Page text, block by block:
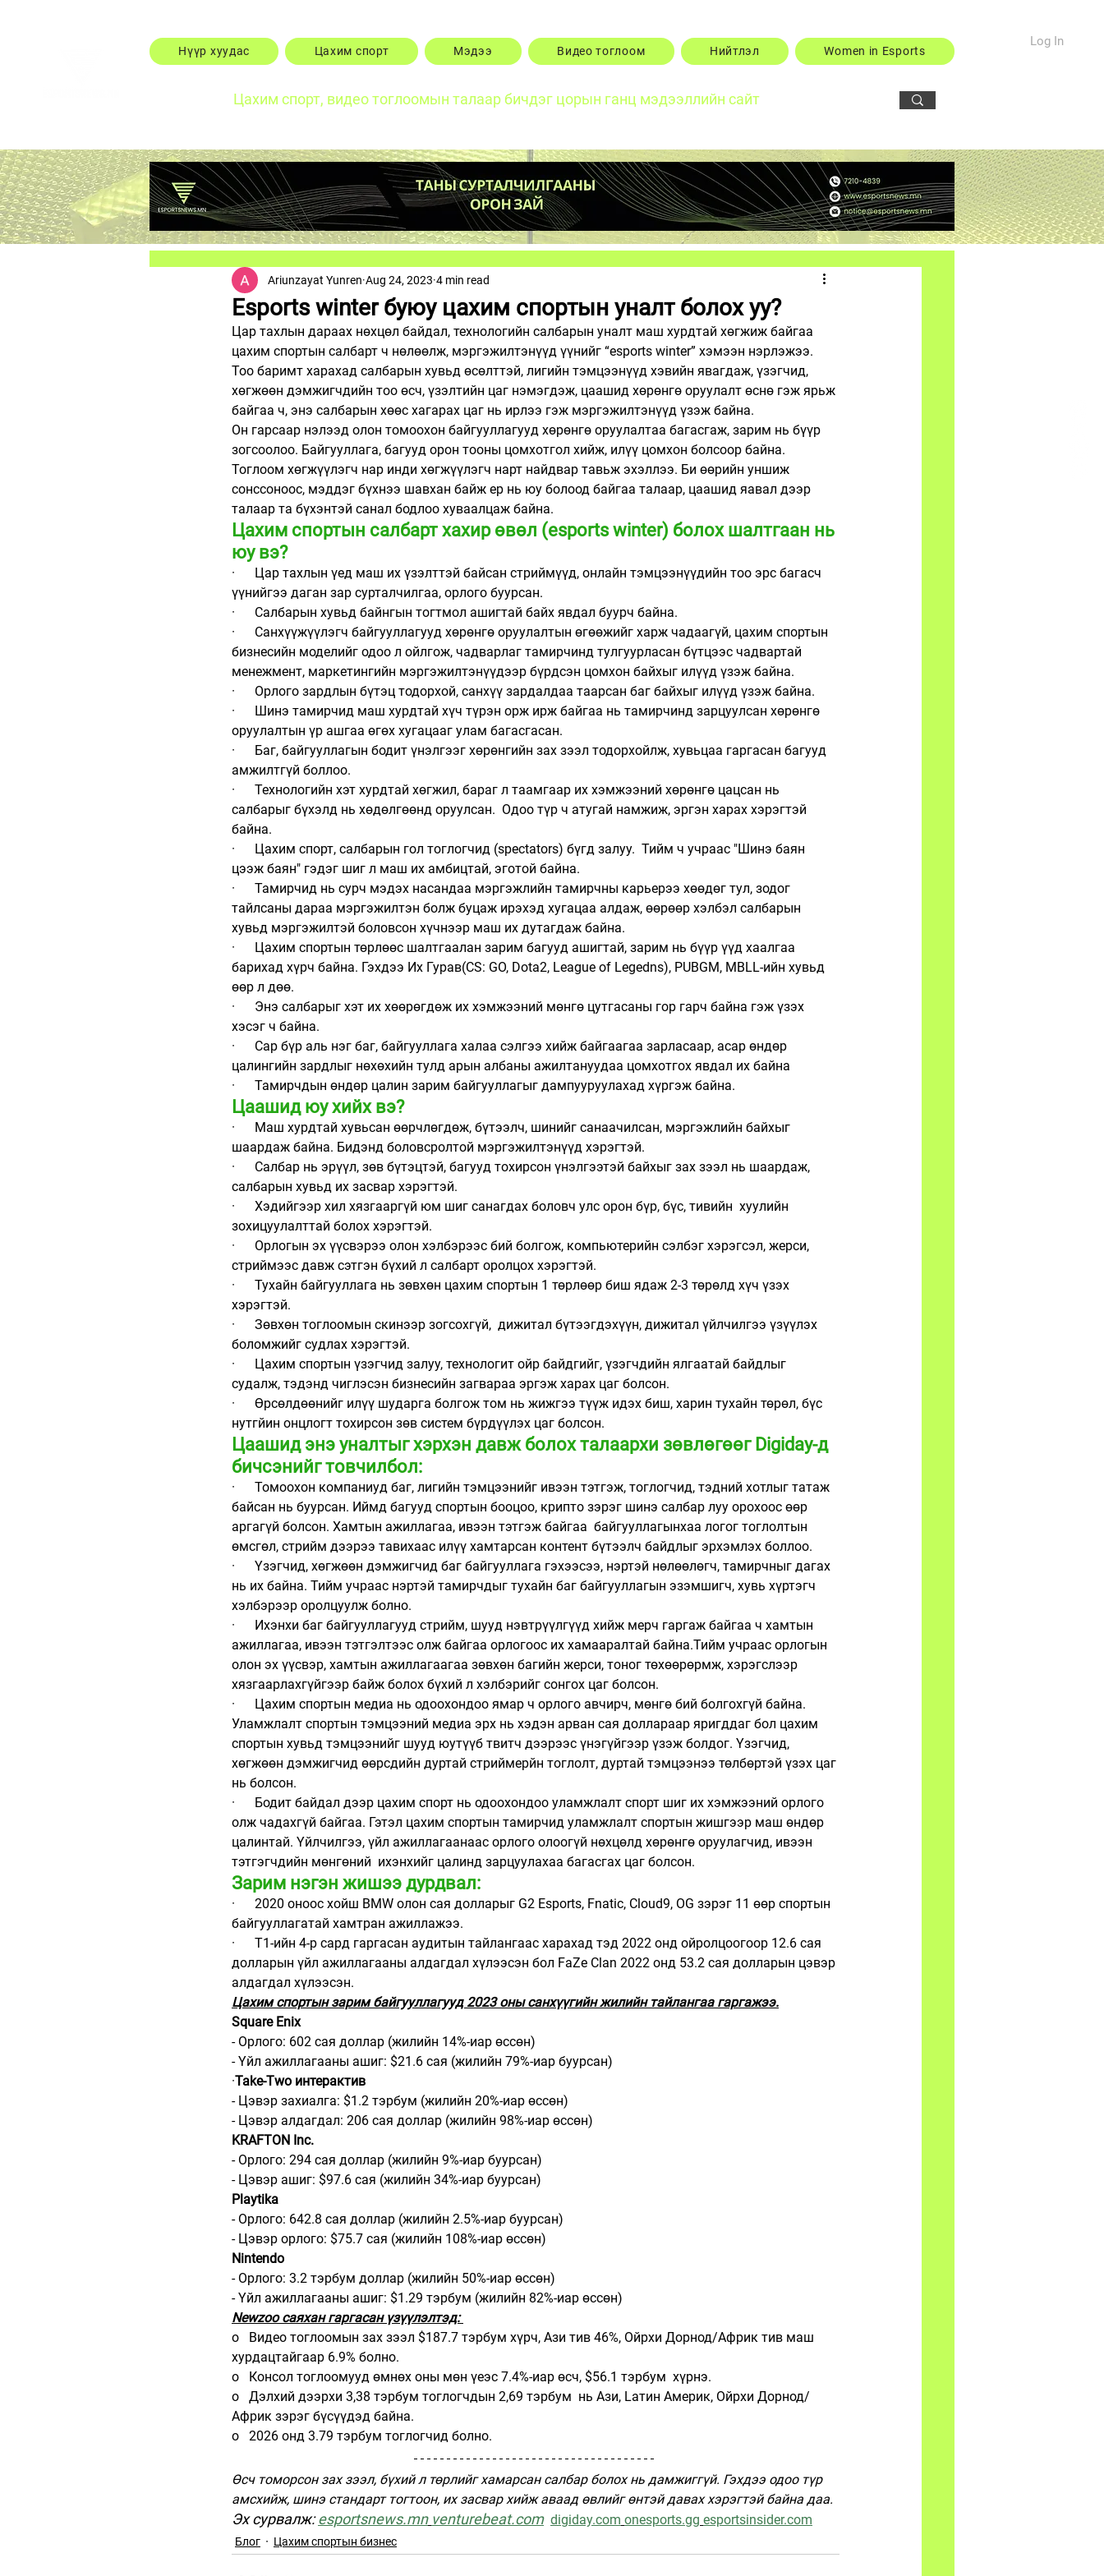
Нүүр хуудас Цахим спорт Мэдээ Видео тоглоом Нийтлэл Women in Esports
Log In
Цахим спорт, видео тоглоомын талаар бичдэг цорын ганц мэдээллийн сайт
Esports winter буюу цахим спортын уналт болох уу?
Ariunzayat Yunren Aug 24, 2023 4 min read
Цар тахлын дараах нөхцөл байдал, технологийн салбарын уналт маш хурдтай хөгжиж байгаа
цахим спортын салбарт ч нөлөөлж, мэргэжилтэнүүд үүнийг “esports winter” хэмээн нэрлэжээ.
Тоо баримт харахад салбарын хувьд өсөлттэй, лигийн тэмцээнүүд хэвийн явагдаж, үзэгчид,
хөгжөөн дэмжигчдийн тоо өсч, үзэлтийн цаг нэмэгдэж, цаашид хөрөнгө оруулалт өснө гэж ярьж
байгаа ч, энэ салбарын хөөс хагарах цаг нь ирлээ гэж мэргэжилтэнүүд үзэж байна.
Он гарсаар нэлээд олон томоохон байгууллагууд хөрөнгө оруулалтаа багасгаж, зарим нь бүүр
зогсоолоо. Байгууллага, багууд орон тооны цомхотгол хийж, илүү цомхон болсоор байна.
Тоглоом хөгжүүлэгч нар инди хөгжүүлэгч нарт найдвар тавьж эхэллээ. Би өөрийн уншиж
сонссоноос, мэддэг бүхнээ шавхан байж ер нь юу болоод байгаа талаар, цаашид яавал дээр
талаар та бүхэнтэй санал бодлоо хуваалцаж байна.
Цахим спортын салбарт хахир өвөл (esports winter) болох шалтгаан нь
юу вэ?
·      Цар тахлын үед маш их үзэлттэй байсан стриймүүд, онлайн тэмцээнүүдийн тоо эрс багасч
үүнийгээ даган зар сурталчилгаа, орлого буурсан.
·      Салбарын хувьд байнгын тогтмол ашигтай байх явдал буурч байна.
·      Санхүүжүүлэгч байгууллагууд хөрөнгө оруулалтын өгөөжийг харж чадаагүй, цахим спортын
бизнесийн моделийг одоо л ойлгож, чадварлаг тамирчинд тулгуурласан бүтцээс чадвартай
менежмент, маркетингийн мэргэжилтэнүүдээр бүрдсэн цомхон байхыг илүүд үзэж байна.
·      Орлого зардлын бүтэц тодорхой, санхүү зардалдаа таарсан баг байхыг илүүд үзэж байна.
·      Шинэ тамирчид маш хурдтай хүч түрэн орж ирж байгаа нь тамирчинд зарцуулсан хөрөнгө
оруулалтын үр ашгаа өгөх хугацааг улам багасгасан.
·      Баг, байгууллагын бодит үнэлгээг хөрөнгийн зах зээл тодорхойлж, хувьцаа гаргасан багууд
амжилтгүй боллоо.
·      Технологийн хэт хурдтай хөгжил, бараг л таамгаар их хэмжээний хөрөнгө цацсан нь
салбарыг бүхэлд нь хөдөлгөөнд оруулсан.  Одоо түр ч атугай намжиж, эргэн харах хэрэгтэй
байна.
·      Цахим спорт, салбарын гол тоглогчид (spectators) бүгд залуу.  Тийм ч учраас "Шинэ баян
цээж баян" гэдэг шиг л маш их амбицтай, эготой байна.
·      Тамирчид нь сурч мэдэх насандаа мэргэжлийн тамирчны карьерээ хөөдөг тул, зодог
тайлсаны дараа мэргэжилтэн болж буцаж ирэхэд хугацаа алдаж, өөрөөр хэлбэл салбарын
хувьд мэргэжилтэй боловсон хүчнээр маш их дутагдаж байна.
·      Цахим спортын төрлөөс шалтгаалан зарим багууд ашигтай, зарим нь бүүр үүд хаалгаа
барихад хүрч байна. Гэхдээ Их Гурав(CS: GO, Dota2, League of Legedns), PUBGM, MBLL-ийн хувьд
өөр л дөө.
·      Энэ салбарыг хэт их хөөрөгдөж их хэмжээний мөнгө цутгасаны гор гарч байна гэж үзэх
хэсэг ч байна.
·      Сар бүр аль нэг баг, байгууллага халаа сэлгээ хийж байгаагаа зарласаар, асар өндөр
цалингийн зардлыг нөхөхийн тулд арын албаны ажилтануудаа цомхотгох явдал их байна
·      Тамирчдын өндөр цалин зарим байгууллагыг дампууруулахад хүргэж байна.
Цаашид юу хийх вэ?
·      Маш хурдтай хувьсан өөрчлөгдөж, бүтээлч, шинийг санаачилсан, мэргэжлийн байхыг
шаардаж байна. Бидэнд боловсролтой мэргэжилтэнүүд хэрэгтэй.
·      Салбар нь эрүүл, зөв бүтэцтэй, багууд тохирсон үнэлгээтэй байхыг зах зээл нь шаардаж,
салбарын хувьд их засвар хэрэгтэй.
·      Хэдийгээр хил хязгааргүй юм шиг санагдах боловч улс орон бүр, бүс, тивийн  хуулийн
зохицуулалттай болох хэрэгтэй.
·      Орлогын эх үүсвэрээ олон хэлбэрээс бий болгож, компьютерийн сэлбэг хэрэгсэл, жерси,
стриймээс давж сэтгэн бүхий л салбарт оролцох хэрэгтэй.
·      Тухайн байгууллага нь зөвхөн цахим спортын 1 төрлөөр биш ядаж 2-3 төрөлд хүч үзэх
хэрэгтэй.
·      Зөвхөн тоглоомын скинээр зогсохгүй,  дижитал бүтээгдэхүүн, дижитал үйлчилгээ үзүүлэх
боломжийг судлах хэрэгтэй.
·      Цахим спортын үзэгчид залуу, технологит ойр байдгийг, үзэгчдийн ялгаатай байдлыг
судалж, тэдэнд чиглэсэн бизнесийн загвараа эргэж харах цаг болсон.
·      Өрсөлдөөнийг илүү шударга болгож том нь жижгээ түүж идэх биш, харин тухайн төрөл, бүс
нутгйин онцлогт тохирсон зөв систем бүрдүүлэх цаг болсон.
Цаашид энэ уналтыг хэрхэн давж болох талаархи зөвлөгөөг Digiday-д
бичсэнийг товчилбол:
·      Томоохон компаниуд баг, лигийн тэмцээнийг ивээн тэтгэж, тоглогчид, тэдний хотлыг татаж
байсан нь буурсан. Иймд багууд спортын бооцоо, крипто зэрэг шинэ салбар луу орохоос өөр
аргагүй болсон. Хамтын ажиллагаа, ивээн тэтгэж байгаа  байгууллагынхаа логог тоглолтын
өмсгөл, стрийм дээрээ тавихаас илүү хамтарсан контент бүтээлч байдлыг эрхэмлэх боллоо.
·      Үзэгчид, хөгжөөн дэмжигчид баг байгууллага гэхээсээ, нэртэй нөлөөлөгч, тамирчныг дагах
нь их байна. Тийм учраас нэртэй тамирчдыг тухайн баг байгууллагын эзэмшигч, хувь хүртэгч
хэлбэрээр оролцуулж болно.
·      Ихэнхи баг байгууллагууд стрийм, шууд нэвтрүүлгүүд хийж мерч гаргаж байгаа ч хамтын
ажиллагаа, ивээн тэтгэлтээс олж байгаа орлогоос их хамааралтай байна.Тийм учраас орлогын
олон эх үүсвэр, хамтын ажиллагаагаа зөвхөн багийн жерси, тоног төхөөрөрмж, хэрэгслээр
хязгаарлахгүйгээр байж болох бүхий л хэлбэрийг сонгох цаг болсон.
·      Цахим спортын медиа нь одоохондоо ямар ч орлого авчирч, мөнгө бий болгохгүй байна.
Уламжлалт спортын тэмцээний медиа эрх нь хэдэн арван сая доллараар яригддаг бол цахим
спортын хувьд тэмцээнийг шууд юутүүб твитч дээрээс үнэгүйгээр үзэж болдог. Үзэгчид,
хөгжөөн дэмжигчид өөрсдийн дуртай стриймерйн тоглолт, дуртай тэмцээнээ төлбөртэй үзэх цаг
нь болсон.
·      Бодит байдал дээр цахим спорт нь одоохондоо уламжлалт спорт шиг их хэмжээний орлого
олж чадахгүй байгаа. Гэтэл цахим спортын тамирчид уламжлалт спортын жишгээр маш өндөр
цалинтай. Үйлчилгээ, үйл ажиллагаанаас орлого олоогүй нөхцөлд хөрөнгө оруулагчид, ивээн
тэтгэгчдийн мөнгөний  ихэнхийг цалинд зарцуулахаа багасгах цаг болсон.
Зарим нэгэн жишээ дурдвал:
·      2020 оноос хойш BMW олон сая долларыг G2 Esports, Fnatic, Cloud9, OG зэрэг 11 өөр спортын
байгууллагатай хамтран ажиллажээ.
·      T1-ийн 4-р сард гаргасан аудитын тайлангаас харахад тэд 2022 онд ойролцоогоор 12.6 сая
долларын үйл ажиллагааны алдагдал хүлээсэн бол FaZe Clan 2022 онд 53.2 сая долларын цэвэр
алдагдал хүлээсэн.
Цахим спортын зарим байгууллагууд 2023 оны санхүүгийн жилийн тайлангаа гаргажээ.
Square Enix
- Орлого: 602 сая доллар (жилийн 14%-иар өссөн)
- Үйл ажиллагааны ашиг: $21.6 сая (жилийн 79%-иар буурсан)
·Take-Two интерактив
- Цэвэр захиалга: $1.2 тэрбум (жилийн 20%-иар өссөн)
- Цэвэр алдагдал: 206 сая доллар (жилийн 98%-иар өссөн)
KRAFTON Inc.
- Орлого: 294 сая доллар (жилийн 9%-иар буурсан)
- Цэвэр ашиг: $97.6 сая (жилийн 34%-иар буурсан)
Playtika
- Орлого: 642.8 сая доллар (жилийн 2.5%-иар буурсан)
- Цэвэр орлого: $75.7 сая (жилийн 108%-иар өссөн)
Nintendo
- Орлого: 3.2 тэрбум доллар (жилийн 50%-иар өссөн)
- Үйл ажиллагааны ашиг: $1.29 тэрбум (жилийн 82%-иар өссөн)
Newzoo саяхан гаргасан үзүүлэлтэд:
o Видео тоглоомын зах зээл $187.7 тэрбум хүрч, Ази тив 46%, Ойрхи Дорнод/Африк тив маш
хурдацтайгаар 6.9% болно.
o Консол тоглоомууд өмнөх оны мөн үеэс 7.4%-иар өсч, $56.1 тэрбум  хүрнэ.
o Дэлхий дээрхи 3,38 тэрбум тоглогчдын 2,69 тэрбум  нь Ази, Lатин Америк, Ойрхи Дорнод/
Африк зэрэг бүсүүдэд байна.
o 2026 онд 3.79 тэрбум тоглогчид болно.
Өсч томорсон зах зээл, бүхий л төрлийг хамарсан салбар болох нь дамжиггүй. Гэхдээ одоо түр
амсхийж, шинэ стандарт тогтоон, их засвар хийж аваад өвлийг өнтэй давах хэрэгтэй байна даа.
Эх сурвалж: esportsnews.mn venturebeat.com digiday.com onesports.gg esportsinsider.com
Блог Цахим спортын бизнес